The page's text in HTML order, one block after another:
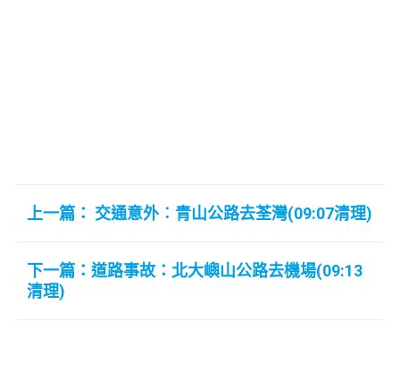
上一篇： 交通意外︰青山公路去荃灣(09:07清理)
下一篇：道路事故：北大嶼山公路去機場(09:13
清理)